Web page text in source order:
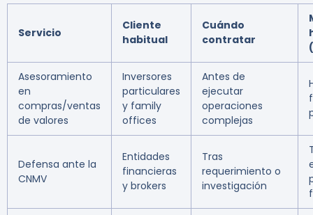
Servicio
Cliente
habitual
Cuándo
contratar
Asesoramiento
en
compras/ventas
de valores
Inversores
particulares
y family
offices
Antes de
ejecutar
operaciones
complejas
Defensa ante la
CNMV
Entidades
financieras
y brokers
Tras
requerimiento o
investigación